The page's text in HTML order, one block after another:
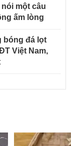
một câu
ấm lòng
bóng đá lọt
Việt Nam,